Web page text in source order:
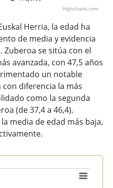
Highcharts.com
Herria, la edad ha
de media y evidencia
se sitúa con el
avanzada, con 47,5 años
un notable
diferencia la más
como la segunda
(de 37,4 a 46,4).
media de edad más baja,